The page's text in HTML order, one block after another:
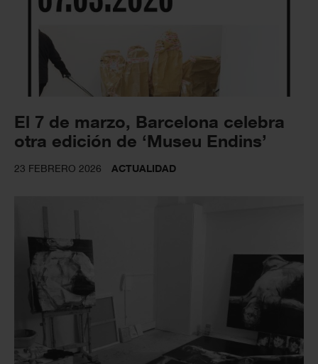
El 7 de marzo, Barcelona celebra
otra edición de ‘Museu Endins’
23 FEBRERO 2026 ACTUALIDAD